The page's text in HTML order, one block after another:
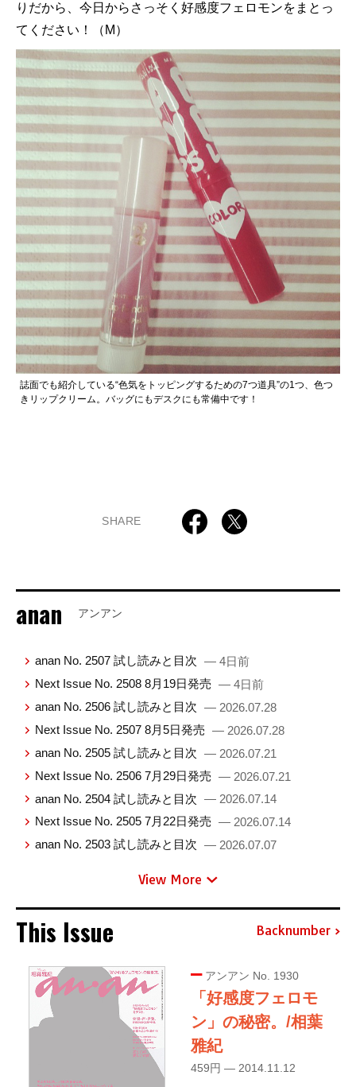
りだから、今日からさっそく好感度フェロモンをまとっ
てください！（M）
誌面でも紹介している“色気をトッピングするための7つ道具”の1つ、色つ
きリップクリーム。バッグにもデスクにも常備中です！
SHARE
anan アンアン
anan No. 2507 試し読みと目次 — 4日前
Next Issue No. 2508 8月19日発売 — 4日前
anan No. 2506 試し読みと目次 — 2026.07.28
Next Issue No. 2507 8月5日発売 — 2026.07.28
anan No. 2505 試し読みと目次 — 2026.07.21
Next Issue No. 2506 7月29日発売 — 2026.07.21
anan No. 2504 試し読みと目次 — 2026.07.14
Next Issue No. 2505 7月22日発売 — 2026.07.14
anan No. 2503 試し読みと目次 — 2026.07.07
View More
This Issue Backnumber
アンアン No. 1930
「好感度フェロモ
ン」の秘密。/相葉
雅紀
459円 — 2014.11.12